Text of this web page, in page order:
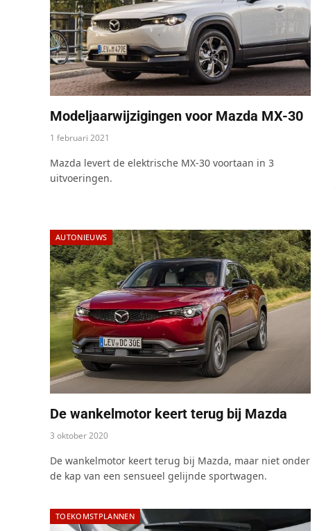
Modeljaarwijzigingen voor Mazda MX-30
1 februari 2021
Mazda levert de elektrische MX-30 voortaan in 3
uitvoeringen.
AUTONIEUWS
De wankelmotor keert terug bij Mazda
3 oktober 2020
De wankelmotor keert terug bij Mazda, maar niet onder
de kap van een sensueel gelijnde sportwagen.
TOEKOMSTPLANNEN